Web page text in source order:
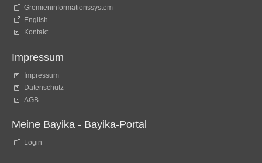
Gremieninformationssystem
English
Kontakt
Impressum
Impressum
Datenschutz
AGB
Meine Bayika - Bayika-Portal
Login